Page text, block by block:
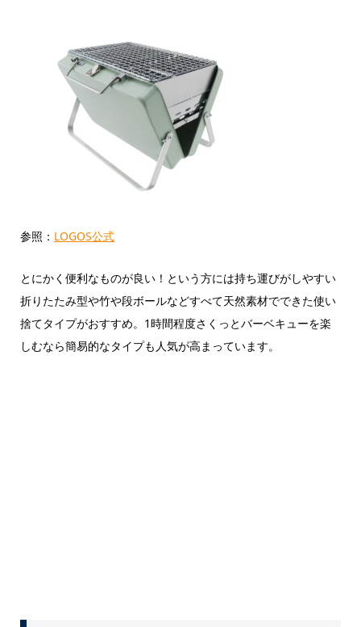
参照： LOGOS公式
とにかく便利なものが良い！という方には持ち運びがしやすい
折りたたみ型や竹や段ボールなどすべて天然素材でできた使い
捨てタイプがおすすめ。1時間程度さくっとバーベキューを楽
しむなら簡易的なタイプも人気が高まっています。